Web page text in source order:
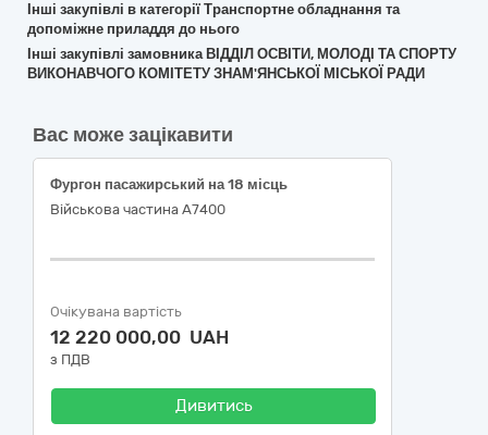
Інші закупівлі в категорії Транспортне обладнання та
допоміжне приладдя до нього
Інші закупівлі замовника ВІДДІЛ ОСВІТИ, МОЛОДІ ТА СПОРТУ
ВИКОНАВЧОГО КОМІТЕТУ ЗНАМ'ЯНСЬКОЇ МІСЬКОЇ РАДИ
Вас може зацікавити
Фургон пасажирський на 18 місць
Військова частина А7400
Очікувана вартість
12 220 000,00 UAH
з ПДВ
Дивитись